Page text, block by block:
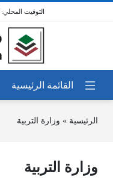
الرئيسية » وزارة التربية
وزارة التربية